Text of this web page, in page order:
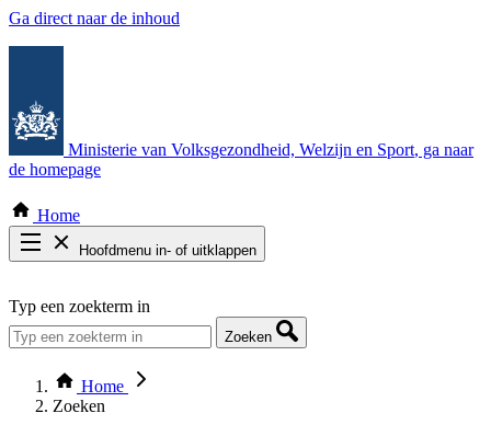
Ga direct naar de inhoud
Ministerie van Volksgezondheid, Welzijn en Sport, ga naar
de homepage
Home
Hoofdmenu in- of uitklappen
Thema COVID-19
Bekijk per bestuursorgaan
Typ een zoekterm in
Zoeken
Home
Zoeken